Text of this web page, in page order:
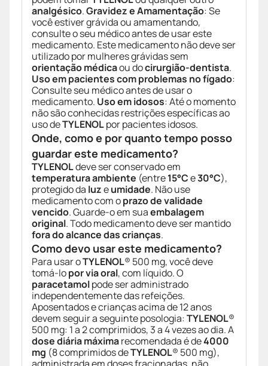
analgésico.Gravidez e Amamentação: Se
você estiver grávida ou amamentando,
consulte o seu médico antes de usar este
medicamento. Este medicamento não deve ser
utilizado por mulheres grávidas sem
orientação médicaou docirurgião-dentista.
Uso em pacientes com problemas no fígado:
Consulte seu médico antes de usar o
medicamento. Uso em idosos: Até o momento
não são conhecidas restrições específicas ao
uso deTYLENOLpor pacientes idosos.
Onde, como e por quanto tempo posso
guardar este medicamento?
TYLENOLdeve ser conservado em
temperatura ambiente (entre15°Ce30°C),
protegido da luzeumidade. Não use
medicamento com oprazo de validade
vencido. Guarde-o em suaembalagem
original. Todo medicamento deve ser mantido
fora do alcance das crianças.
Como devo usar este medicamento?
Para usar oTYLENOL® 500 mg, você deve
tomá-lopor via oral, com líquido. O
paracetamolpode ser administrado
independentemente das refeições.
Aposentados e crianças acima de 12 anos
devem seguir a seguinte posologia:TYLENOL®
500 mg: 1 a 2 comprimidos, 3 a 4 vezes ao dia. A
dose diária máximarecomendada é de4000
mg (8 comprimidos deTYLENOL® 500 mg),